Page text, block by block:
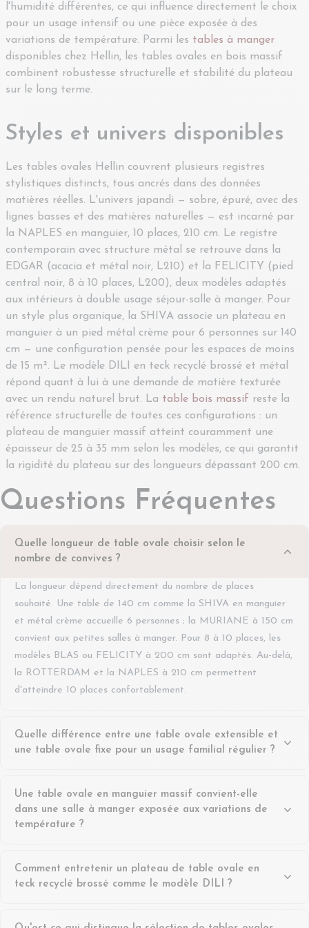
l'humidité différentes, ce qui influence directement le choix
pour un usage intensif ou une pièce exposée à des
variations de température. Parmi les tables à manger
disponibles chez Hellin, les tables ovales en bois massif
combinent robustesse structurelle et stabilité du plateau
sur le long terme.
Styles et univers disponibles
Les tables ovales Hellin couvrent plusieurs registres
stylistiques distincts, tous ancrés dans des données
matières réelles. L'univers japandi — sobre, épuré, avec des
lignes basses et des matières naturelles — est incarné par
la NAPLES en manguier, 10 places, 210 cm. Le registre
contemporain avec structure métal se retrouve dans la
EDGAR (acacia et métal noir, L210) et la FELICITY (pied
central noir, 8 à 10 places, L200), deux modèles adaptés
aux intérieurs à double usage séjour-salle à manger. Pour
un style plus organique, la SHIVA associe un plateau en
manguier à un pied métal crème pour 6 personnes sur 140
cm — une configuration pensée pour les espaces de moins
de 15 m². Le modèle DILI en teck recyclé brossé et métal
répond quant à lui à une demande de matière texturée
avec un rendu naturel brut. La table bois massif reste la
référence structurelle de toutes ces configurations : un
plateau de manguier massif atteint couramment une
épaisseur de 25 à 35 mm selon les modèles, ce qui garantit
la rigidité du plateau sur des longueurs dépassant 200 cm.
Questions Fréquentes
Quelle longueur de table ovale choisir selon le
nombre de convives ?
La longueur dépend directement du nombre de places
souhaité. Une table de 140 cm comme la SHIVA en manguier
et métal crème accueille 6 personnes ; la MURIANE à 150 cm
convient aux petites salles à manger. Pour 8 à 10 places, les
modèles BLAS ou FELICITY à 200 cm sont adaptés. Au-delà,
la ROTTERDAM et la NAPLES à 210 cm permettent
d'atteindre 10 places confortablement.
Quelle différence entre une table ovale extensible et
une table ovale fixe pour un usage familial régulier ?
d'un seul tenant, idéal si votre capacité d'accueil ne varie pas.
Une table extensible comme la MARTINE (L180 à 270 cm, 8
à 12 places) ou la SVEN (L170 à 270 cm) ajoute une vraie
famille qui reçoit plusieurs fois par an, l'extensible est souvent
le choix le plus rationnel.
Une table ovale en manguier massif convient-elle
dans une salle à manger exposée aux variations de
température ?
résistante aux variations hygrométriques — un atout pour un
plateau ovale dont la largeur accentue l'exposition aux
et NAPLES utilisent du manguier massif. Dans une pièce bien
Comment entretenir un plateau de table ovale en
teck recyclé brossé comme le modèle DILI ?